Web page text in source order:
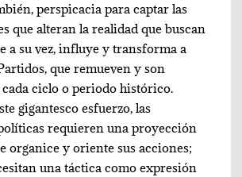
perspicacia para captar las
que alteran la realidad que buscan
a su vez, influye y transforma a
que remueven y son
ciclo o periodo histórico.
gigantesco esfuerzo, las
requieren una proyección
organice y oriente sus acciones;
una táctica como expresión